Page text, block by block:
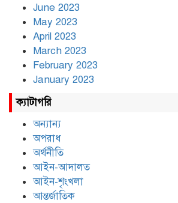
June 2023
May 2023
April 2023
March 2023
February 2023
January 2023
ক্যাটাগরি
অন্যান্য
অপরাধ
অর্থনীতি
আইন-আদালত
আইন-শৃংখলা
আন্তর্জাতিক